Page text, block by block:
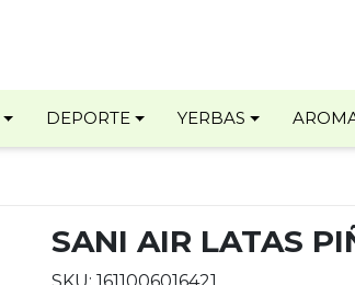
DEPORTE YERBAS
SANI AIR LATAS